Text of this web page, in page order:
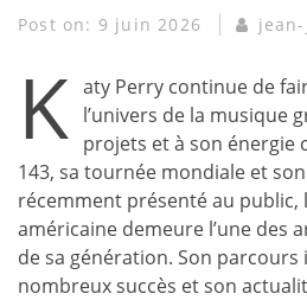
Post on: 9 juin 2026
K aty Perry continue de
l’univers de la musique
projets et à son énergie
143, sa tournée mondiale et
récemment présenté au public,
américaine demeure l’une des
de sa génération. Son
nombreux succès et son